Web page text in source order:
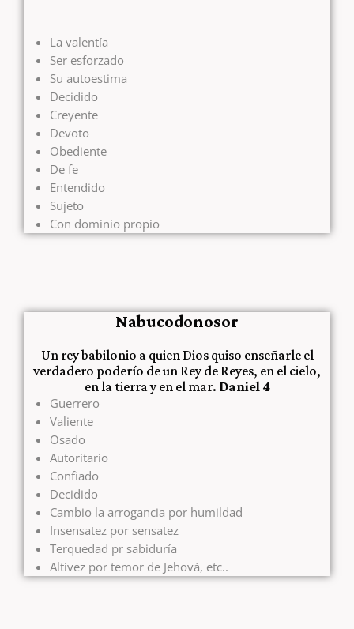
La valentía
Ser esforzado
Su autoestima
Decidido
Creyente
Devoto
Obediente
De fe
Entendido
Sujeto
Con dominio propio
Nabucodonosor
Un rey babilonio a quien Dios quiso enseñarle el
verdadero poderío de un Rey de Reyes, en el cielo,
en la tierra y en el mar. Daniel 4
Guerrero
Valiente
Osado
Autoritario
Confiado
Decidido
Cambio la arrogancia por humildad
Insensatez por sensatez
Terquedad pr sabiduría
Altivez por temor de Jehová, etc..